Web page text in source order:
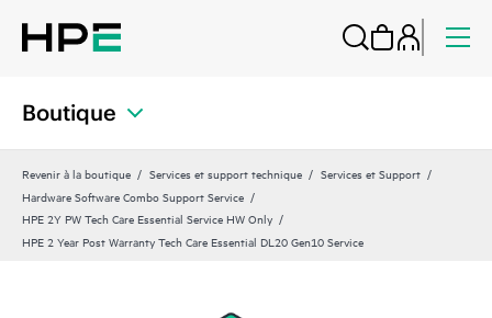
Boutique
Revenir à la boutique Services et support technique
Services et Support
Hardware Software Combo Support Service
HPE 2Y PW Tech Care Essential Service HW Only
HPE 2 Year Post Warranty Tech Care Essential DL20 Gen10 Service